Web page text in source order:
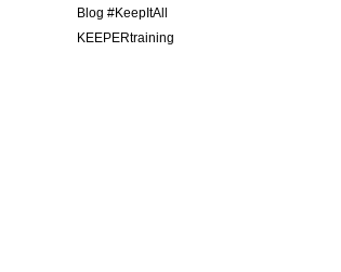
Blog #KeepItAll
KEEPERtraining